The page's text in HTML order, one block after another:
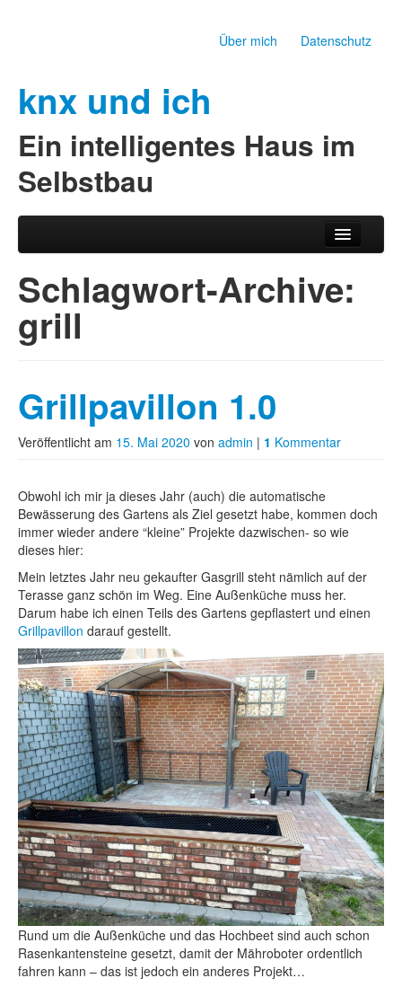
Über mich Datenschutz
knx und ich
Ein intelligentes Haus im
Selbstbau
Hauptmenü
Schlagwort-Archive:
grill
Grillpavillon 1.0
Veröffentlicht am 15. Mai 2020 von admin | 1 Kommentar
Obwohl ich mir ja dieses Jahr (auch) die automatische
Bewässerung des Gartens als Ziel gesetzt habe, kommen doch
immer wieder andere “kleine” Projekte dazwischen- so wie
dieses hier:
Mein letztes Jahr neu gekaufter Gasgrill steht nämlich auf der
Terasse ganz schön im Weg. Eine Außenküche muss her.
Darum habe ich einen Teils des Gartens gepflastert und einen
Grillpavillon darauf gestellt.
Rund um die Außenküche und das Hochbeet sind auch schon
Rasenkantensteine gesetzt, damit der Mähroboter ordentlich
fahren kann – das ist jedoch ein anderes Projekt…